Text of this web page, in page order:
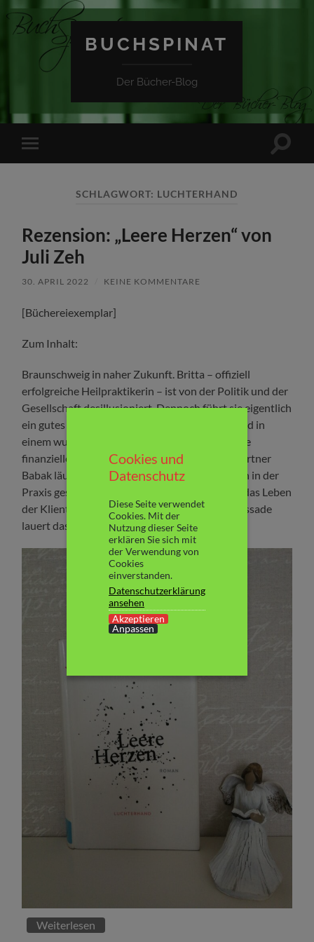
BUCHSPINAT
Der Bücher-Blog
Mobile-
Menü
SCHLAGWORT: LUCHTERHAND
Rezension: „Leere Herzen“ von
Juli Zeh
30. APRIL 2022 KEINE KOMMENTARE
[Büchereiexemplar]
Zum Inhalt:
Braunschweig in naher Zukunft. Britta – offiziell
erfolgreiche Heilpraktikerin – ist von der Politik und der
Gesellschaft desillusioniert. Dennoch führt sie eigentlich
ein gutes Leben. Verheiratet, mit Mann und Kind in
einem wunderschönen Eigenheim lebend. Keine
finanziellen Sorgen. Die Praxis mit Geschäftspartner
Babak läuft gut. Auch wenn das, was tatsächlich in der
Praxis geschieht nur bedingt damit zu tun hat, das Leben
der Klienten zu verbessern. Denn hinter der Fassade
lauert das einträgliche Geschäft mit dem Tod…
Weiterlesen
Cookies und
Datenschutz
Diese Seite verwendet
Cookies. Mit der
Nutzung dieser Seite
erklären Sie sich mit
der Verwendung von
Cookies
einverstanden.
Datenschutzerklärung
ansehen
Akzeptieren
Anpassen